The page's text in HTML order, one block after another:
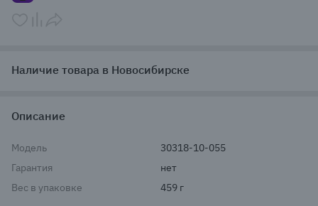
Наличие товара в Новосибирске
Описание
Модель
30318-10-055
Гарантия
нет
Вес в упаковке
459 г